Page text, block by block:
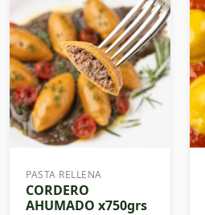
PASTA RELLENA
CORDERO
AHUMADO x750grs